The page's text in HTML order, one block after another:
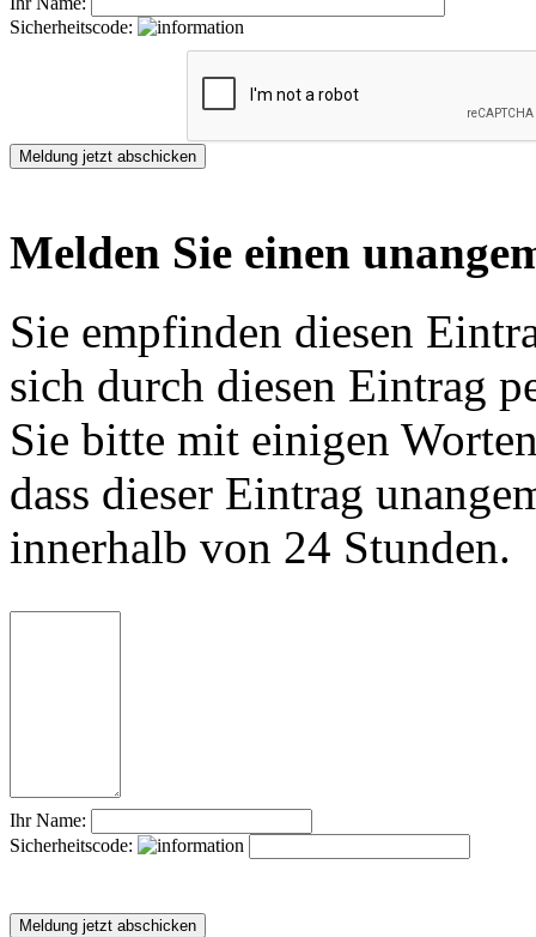
Sicherheitscode:
Melden Sie einen
Sie empfinden diesen
sich durch diesen Eintrag
Sie bitte mit einigen
dass dieser Eintrag
innerhalb von 24 Stunden.
Ihr Name:
Sicherheitscode: